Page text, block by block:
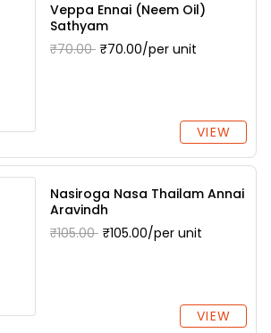
Veppa Ennai (Neem Oil)
Sathyam
₹70.00 ₹70.00/per unit
VIEW
Nasiroga Nasa Thailam Annai
Aravindh
₹105.00 ₹105.00/per unit
VIEW